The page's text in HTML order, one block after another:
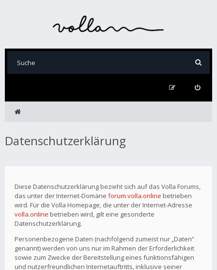
Datenschutzerklärung
Diese Datenschutzerklärung bezieht sich auf das Volla Forums,
das unter der Internet-Domäne forum.volla.online betrieben
wird. Für die Volla Homepage, die unter der Internet-Adresse
volla.online betrieben wird, gilt eine gesonderte
Datenschutzerklärung.
Personenbezogene Daten (nachfolgend zumeist nur „Daten“
genannt) werden von uns nur im Rahmen der Erforderlichkeit
sowie zum Zwecke der Bereitstellung eines funktionsfähigen
und nutzerfreundlichen Internetauftritts, inklusive seiner